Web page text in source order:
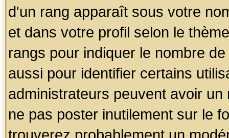
d'un rang apparaît sous votre
et dans votre profil selon le
rangs pour indiquer le nombre
aussi pour identifier certains
administrateurs peuvent avoir
ne pas poster inutilement sur le